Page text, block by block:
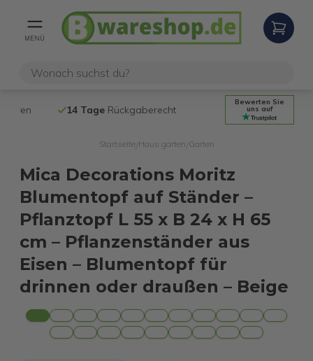
MENÜ
14 TageRückgaberecht
Bewerten Sie
uns auf
Startseite/ Haus garten Garten
Mica Decorations Moritz
Blumentopf auf Ständer –
Pflanztopf L 55 x B 24 x H 65
cm – Pflanzenständer aus
Eisen – Blumentopf für
drinnen oder draußen – Beige